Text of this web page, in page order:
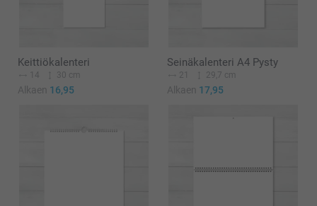
Keittiökalenteri
14 30 cm
Alkaen 16,95
Seinäkalenteri A4 Pysty
21 29,7 cm
Alkaen 17,95